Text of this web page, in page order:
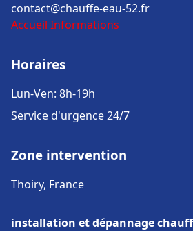
contact@chauffe-eau-52.fr
Accueil Informations
Horaires
Lun-Ven: 8h-19h
Service d'urgence 24/7
Zone intervention
Thoiry, France
installation et dépannage